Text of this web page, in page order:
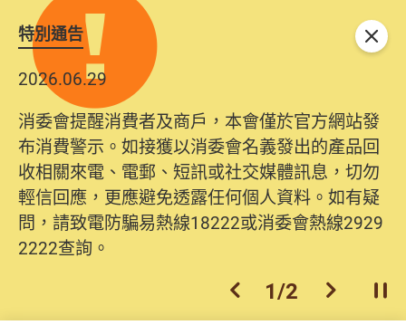
特別通告
2026.06.29
消委會提醒消費者及商戶，本會僅於官方網站發
布消費警示。如接獲以消委會名義發出的產品回
收相關來電、電郵、短訊或社交媒體訊息，切勿
輕信回應，更應避免透露任何個人資料。如有疑
問，請致電防騙易熱線18222或消委會熱線2929
2222查詢。
上一個
1/2 下一個開
關閉